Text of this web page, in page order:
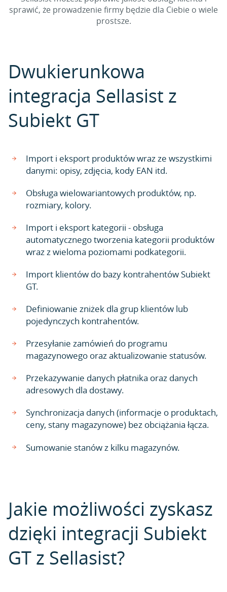
sprawić, że prowadzenie firmy będzie dla Ciebie o wiele
prostsze.
Dwukierunkowa
integracja Sellasist z
Subiekt GT
Import i eksport produktów wraz ze wszystkimi
danymi: opisy, zdjęcia, kody EAN itd.
Obsługa wielowariantowych produktów, np.
rozmiary, kolory.
Import i eksport kategorii - obsługa
automatycznego tworzenia kategorii produktów
wraz z wieloma poziomami podkategorii.
Import klientów do bazy kontrahentów Subiekt
GT.
Definiowanie zniżek dla grup klientów lub
pojedynczych kontrahentów.
Przesyłanie zamówień do programu
magazynowego oraz aktualizowanie statusów.
Przekazywanie danych płatnika oraz danych
adresowych dla dostawy.
Synchronizacja danych (informacje o produktach,
ceny, stany magazynowe) bez obciążania łącza.
Sumowanie stanów z kilku magazynów.
Jakie możliwości zyskasz
dzięki integracji Subiekt
GT z Sellasist?